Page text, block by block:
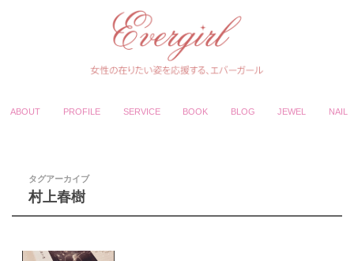
ABOUT PROFILE SERVICE BOOK BLOG JEWEL NAIL
タグアーカイブ
村上春樹